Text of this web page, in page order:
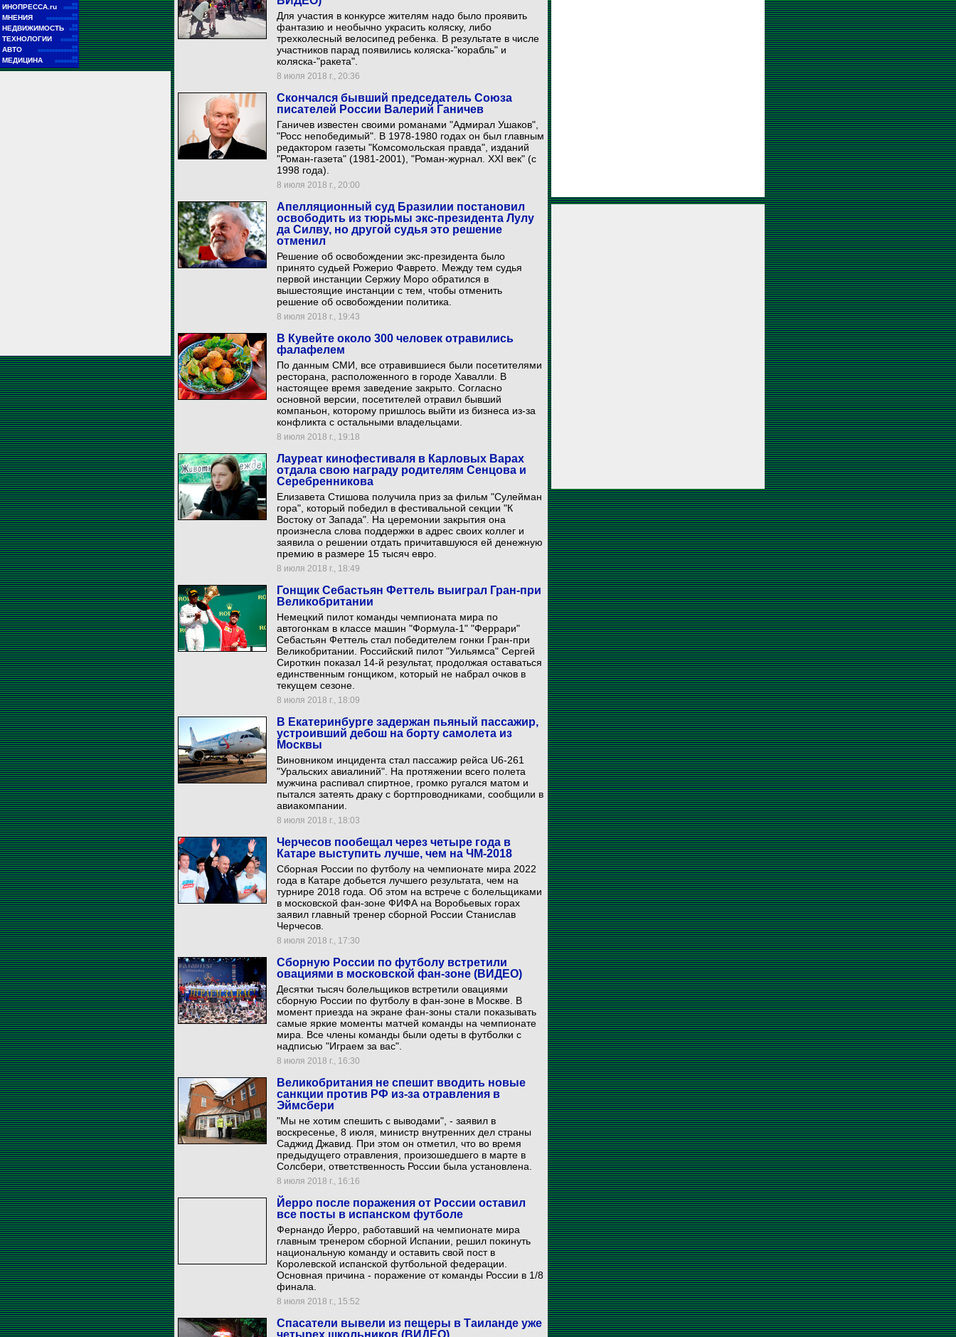
ИНОПРЕССА.ru ■■
■■■■■
МНЕНИЯ ■■
■■■■■■■■■■■
НЕДВИЖИМОСТЬ ■■
■■■
ТЕХНОЛОГИИ ■■
■■■■■■
АВТО ■■
■■■■■■■■■■■■■■
МЕДИЦИНА ■■
■■■■■■■■
Для участия в конкурсе жителям надо было проявить
фантазию и необычно украсить коляску, либо
трехколесный велосипед ребенка. В результате в числе
участников парад появились коляска-"корабль" и
коляска-"ракета".
8 июля 2018 г., 20:36
Скончался бывший председатель Союза
писателей России Валерий Ганичев
Ганичев известен своими романами "Адмирал Ушаков",
"Росс непобедимый". В 1978-1980 годах он был главным
редактором газеты "Комсомольская правда", изданий
"Роман-газета" (1981-2001), "Роман-журнал. XXI век" (с
1998 года).
8 июля 2018 г., 20:00
Апелляционный суд Бразилии постановил
освободить из тюрьмы экс-президента Лулу
да Силву, но другой судья это решение
отменил
Решение об освобождении экс-президента было
принято судьей Рожерио Фаврето. Между тем судья
первой инстанции Сержиу Моро обратился в
вышестоящие инстанции с тем, чтобы отменить
решение об освобождении политика.
8 июля 2018 г., 19:43
В Кувейте около 300 человек отравились
фалафелем
По данным СМИ, все отравившиеся были посетителями
ресторана, расположенного в городе Хавалли. В
настоящее время заведение закрыто. Согласно
основной версии, посетителей отравил бывший
компаньон, которому пришлось выйти из бизнеса из-за
конфликта с остальными владельцами.
8 июля 2018 г., 19:18
Лауреат кинофестиваля в Карловых Варах
отдала свою награду родителям Сенцова и
Серебренникова
Елизавета Стишова получила приз за фильм "Сулейман
гора", который победил в фестивальной секции "К
Востоку от Запада". На церемонии закрытия она
произнесла слова поддержки в адрес своих коллег и
заявила о решении отдать причитавшуюся ей денежную
премию в размере 15 тысяч евро.
8 июля 2018 г., 18:49
Гонщик Себастьян Феттель выиграл Гран-при
Великобритании
Немецкий пилот команды чемпионата мира по
автогонкам в классе машин "Формула-1" "Феррари"
Себастьян Феттель стал победителем гонки Гран-при
Великобритании. Российский пилот "Уильямса" Сергей
Сироткин показал 14-й результат, продолжая оставаться
единственным гонщиком, который не набрал очков в
текущем сезоне.
8 июля 2018 г., 18:09
В Екатеринбурге задержан пьяный пассажир,
устроивший дебош на борту самолета из
Москвы
Виновником инцидента стал пассажир рейса U6-261
"Уральских авиалиний". На протяжении всего полета
мужчина распивал спиртное, громко ругался матом и
пытался затеять драку с бортпроводниками, сообщили в
авиакомпании.
8 июля 2018 г., 18:03
Черчесов пообещал через четыре года в
Катаре выступить лучше, чем на ЧМ-2018
Сборная России по футболу на чемпионате мира 2022
года в Катаре добьется лучшего результата, чем на
турнире 2018 года. Об этом на встрече с болельщиками
в московской фан-зоне ФИФА на Воробьевых горах
заявил главный тренер сборной России Станислав
Черчесов.
8 июля 2018 г., 17:30
Сборную России по футболу встретили
овациями в московской фан-зоне (ВИДЕО)
Десятки тысяч болельщиков встретили овациями
сборную России по футболу в фан-зоне в Москве. В
момент приезда на экране фан-зоны стали показывать
самые яркие моменты матчей команды на чемпионате
мира. Все члены команды были одеты в футболки с
надписью "Играем за вас".
8 июля 2018 г., 16:30
Великобритания не спешит вводить новые
санкции против РФ из-за отравления в
Эймсбери
"Мы не хотим спешить с выводами", - заявил в
воскресенье, 8 июля, министр внутренних дел страны
Саджид Джавид. При этом он отметил, что во время
предыдущего отравления, произошедшего в марте в
Солсбери, ответственность России была установлена.
8 июля 2018 г., 16:16
Йерро после поражения от России оставил
все посты в испанском футболе
Фернандо Йерро, работавший на чемпионате мира
главным тренером сборной Испании, решил покинуть
национальную команду и оставить свой пост в
Королевской испанской футбольной федерации.
Основная причина - поражение от команды России в 1/8
финала.
8 июля 2018 г., 15:52
Спасатели вывели из пещеры в Таиланде уже
четырех школьников (ВИДЕО)